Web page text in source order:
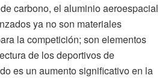
carbono, el aluminio aeroespacial
ya no son materiales
la competición; son elementos
de los deportivos de
es un aumento significativo en la